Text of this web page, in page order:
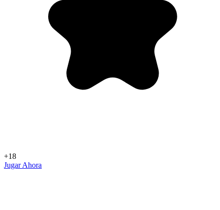
+18
Jugar Ahora